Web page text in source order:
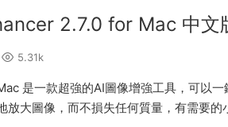
2.7.0 for Mac 中文
5.31k
是一款超強的AI圖像增強工具，可以
大圖像，而不損失任何質量，有需要的